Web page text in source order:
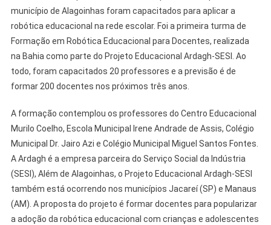
município de Alagoinhas foram capacitados para aplicar a
robótica educacional na rede escolar. Foi a primeira turma de
Formação em Robótica Educacional para Docentes, realizada
na Bahia como parte do Projeto Educacional Ardagh-SESI. Ao
todo, foram capacitados 20 professores e a previsão é de
formar 200 docentes nos próximos três anos.
A formação contemplou os professores do Centro Educacional
Murilo Coelho, Escola Municipal Irene Andrade de Assis, Colégio
Municipal Dr. Jairo Azi e Colégio Municipal Miguel Santos Fontes.
A Ardagh é a empresa parceira do Serviço Social da Indústria
(SESI), Além de Alagoinhas, o Projeto Educacional Ardagh-SESI
também está ocorrendo nos municípios Jacareí (SP) e Manaus
(AM). A proposta do projeto é formar docentes para popularizar
a adoção da robótica educacional com crianças e adolescentes